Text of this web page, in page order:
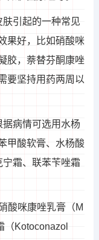
引起的一种常见
果好，比如硝酸咪
胶，萘替芬酮康唑
要坚持用药两周以
病情可选用水杨
甲酸软膏、水杨酸
霜、联苯苄唑霜
酸咪康唑乳膏（M
（Kotoconazol